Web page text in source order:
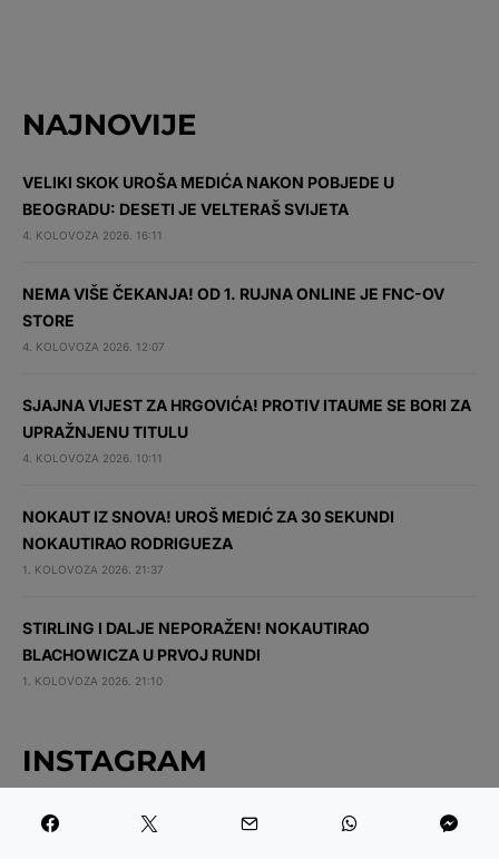
NAJNOVIJE
VELIKI SKOK UROŠA MEDIĆA NAKON POBJEDE U
BEOGRADU: DESETI JE VELTERAŠ SVIJETA
4. KOLOVOZA 2026. 16:11
NEMA VIŠE ČEKANJA! OD 1. RUJNA ONLINE JE FNC-OV
STORE
4. KOLOVOZA 2026. 12:07
SJAJNA VIJEST ZA HRGOVIĆA! PROTIV ITAUME SE BORI ZA
UPRAŽNJENU TITULU
4. KOLOVOZA 2026. 10:11
NOKAUT IZ SNOVA! UROŠ MEDIĆ ZA 30 SEKUNDI
NOKAUTIRAO RODRIGUEZA
1. KOLOVOZA 2026. 21:37
STIRLING I DALJE NEPORAŽEN! NOKAUTIRAO
BLACHOWICZA U PRVOJ RUNDI
1. KOLOVOZA 2026. 21:10
INSTAGRAM